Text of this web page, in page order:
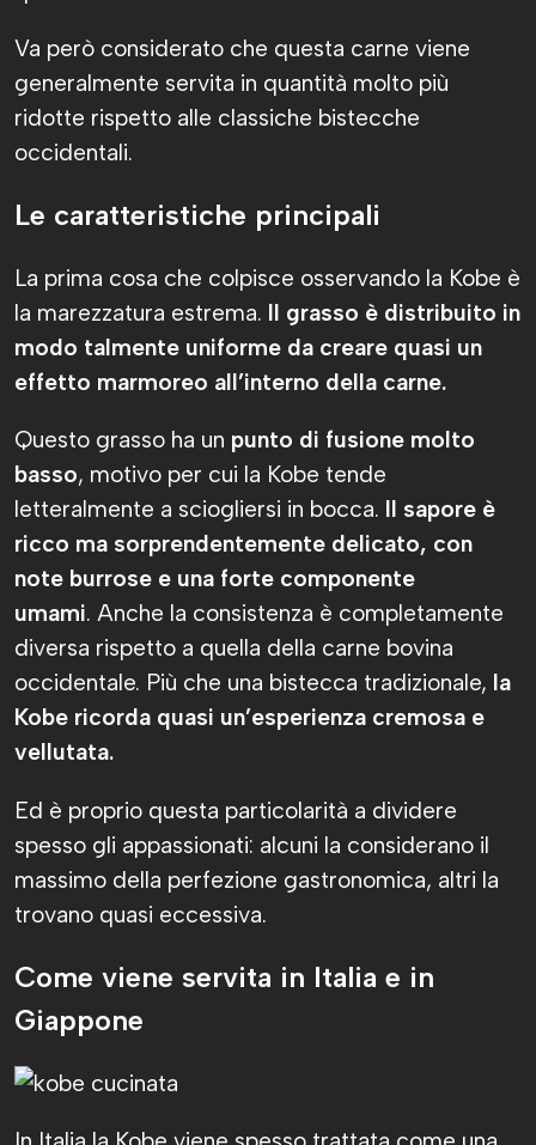
Va però considerato che questa carne viene
generalmente servita in quantità molto più
ridotte rispetto alle classiche bistecche
occidentali.
Le caratteristiche principali
La prima cosa che colpisce osservando la Kobe è
la marezzatura estrema. Il grasso è distribuito in
modo talmente uniforme da creare quasi un
effetto marmoreo all’interno della carne.
Questo grasso ha un punto di fusione molto
basso, motivo per cui la Kobe tende
letteralmente a sciogliersi in bocca. Il sapore è
ricco ma sorprendentemente delicato, con
note burrose e una forte componente
umami. Anche la consistenza è completamente
diversa rispetto a quella della carne bovina
occidentale. Più che una bistecca tradizionale, la
Kobe ricorda quasi un’esperienza cremosa e
vellutata.
Ed è proprio questa particolarità a dividere
spesso gli appassionati: alcuni la considerano il
massimo della perfezione gastronomica, altri la
trovano quasi eccessiva.
Come viene servita in Italia e in
Giappone